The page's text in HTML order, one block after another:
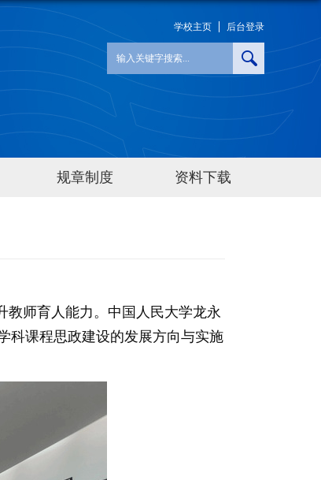
学校主页 后台登录
规章制度 资料下载
师育人能力。中国人民大学龙永
科课程思政建设的发展方向与实施